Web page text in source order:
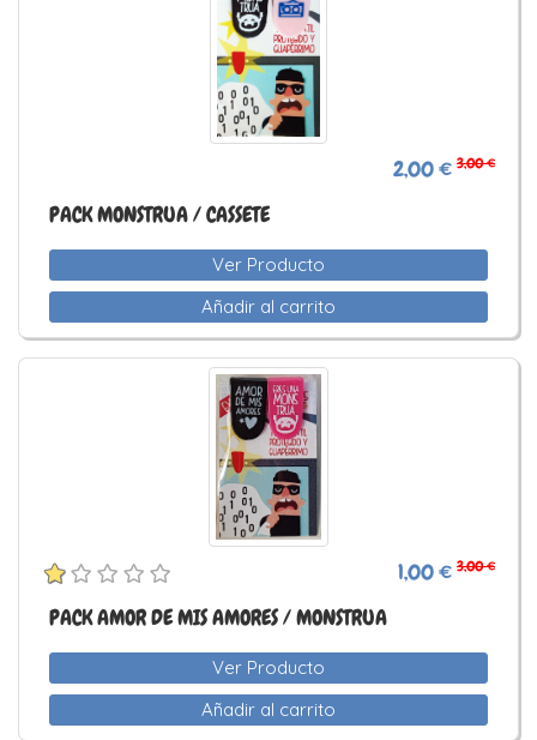
2,00 € 3,00 €
PACK MONSTRUA / CASSETE
Ver Producto
Añadir al carrito
1,00 € 3,00 €
PACK AMOR DE MIS AMORES / MONSTRUA
Ver Producto
Añadir al carrito